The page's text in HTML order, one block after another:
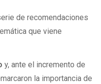
de recomendaciones
que viene
y, ante el incremento de
la importancia de